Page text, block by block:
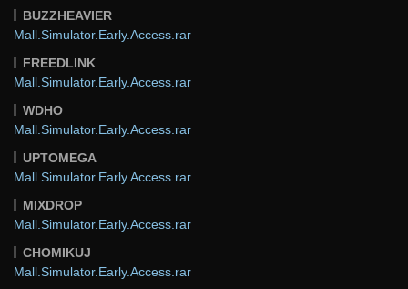
BUZZHEAVIER
Mall.Simulator.Early.Access.rar
FREEDLINK
Mall.Simulator.Early.Access.rar
WDHO
Mall.Simulator.Early.Access.rar
UPTOMEGA
Mall.Simulator.Early.Access.rar
MIXDROP
Mall.Simulator.Early.Access.rar
CHOMIKUJ
Mall.Simulator.Early.Access.rar